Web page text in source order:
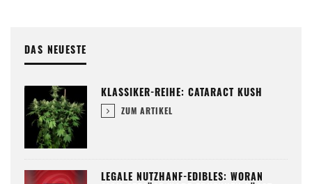
DAS NEUESTE
KLASSIKER-REIHE: CATARACT KUSH
ZUM ARTIKEL
LEGALE NUTZHANF-EDIBLES: WORAN